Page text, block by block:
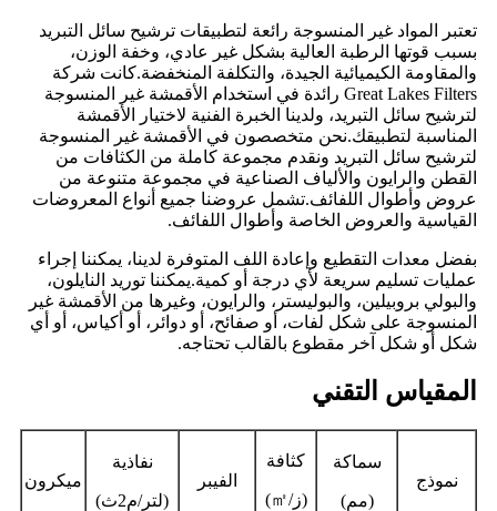
تعتبر المواد غير المنسوجة رائعة لتطبيقات ترشيح سائل التبريد
بسبب قوتها الرطبة العالية بشكل غير عادي، وخفة الوزن،
والمقاومة الكيميائية الجيدة، والتكلفة المنخفضة.كانت شركة
Great Lakes Filters رائدة في استخدام الأقمشة غير المنسوجة
لترشيح سائل التبريد، ولدينا الخبرة الفنية لاختيار الأقمشة
المناسبة لتطبيقك.نحن متخصصون في الأقمشة غير المنسوجة
لترشيح سائل التبريد ونقدم مجموعة كاملة من الكثافات من
القطن والرايون والألياف الصناعية في مجموعة متنوعة من
عروض وأطوال اللفائف.تشمل عروضنا جميع أنواع المعروضات
القياسية والعروض الخاصة وأطوال اللفائف.
بفضل معدات التقطيع وإعادة اللف المتوفرة لدينا، يمكننا إجراء
عمليات تسليم سريعة لأي درجة أو كمية.يمكننا توريد النايلون،
والبولي بروبيلين، والبوليستر، والرايون، وغيرها من الأقمشة غير
المنسوجة على شكل لفات، أو صفائح، أو دوائر، أو أكياس، أو أي
شكل أو شكل آخر مقطوع بالقالب تحتاجه.
المقياس التقني
نموذج
سماكة
(مم)
كثافة
(ز/㎡
)
الفيبر
نفاذية
(لتر/م2ث)
ميكرون